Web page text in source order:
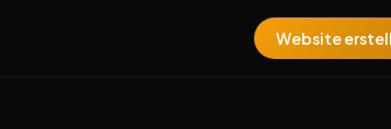
Website